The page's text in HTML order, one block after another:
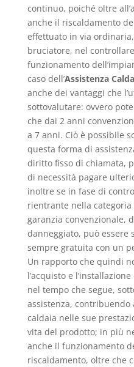
continuo, poiché oltre
anche il riscaldamento
effettuato in via
bruciatore, nel
funzionamento
caso dell’Assistenza
anche dei vantaggi che
sottovalutare: ovvero
che dai 2 anni
a 7 anni. Ciò è possibile
questa forma di
diritto fisso di chiamata,
di necessità pagare
inoltre se in fase di
rientrante nella
garanzia convenzionale,
danneggiato, può essere
sempre gratuita con un
Un rapporto che quindi
l’acquisto e
nel tempo che segue,
assistenza, contribuendo
caldaia nelle sue
vita del prodotto; in più
anche il funzionamento
riscaldamento, oltre che